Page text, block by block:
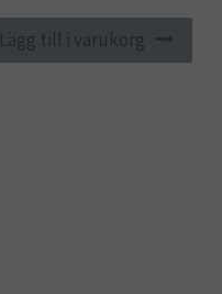
Lägg till i varukorg